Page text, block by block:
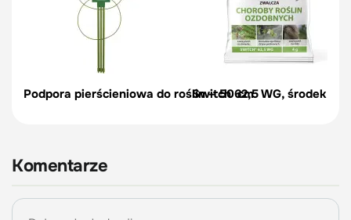
Podpora pierścieniowa do roślin – 50 cmSwitch 62,5 WG, środek
Komentarze